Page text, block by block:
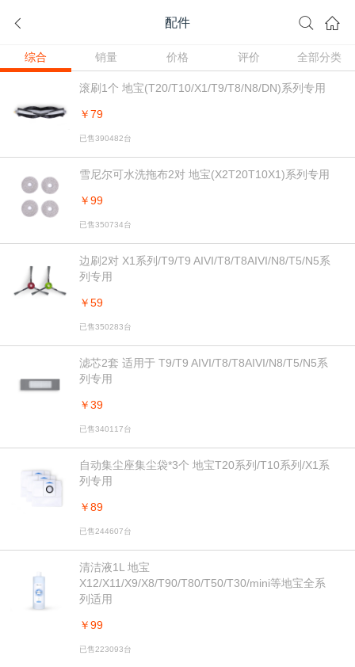
配件
综合 销量 价格 评价 全部分类
滚刷1个 地宝(T20/T10/X1/T9/T8/N8/DN)系列专用
￥79
已售390482台
雪尼尔可水洗拖布2对 地宝(X2T20T10X1)系列专用
￥99
已售350734台
边刷2对 X1系列/T9/T9 AIVI/T8/T8AIVI/N8/T5/N5系
列专用
￥59
已售350283台
滤芯2套 适用于 T9/T9 AIVI/T8/T8AIVI/N8/T5/N5系
列专用
￥39
已售340117台
自动集尘座集尘袋*3个 地宝T20系列/T10系列/X1系
列专用
￥89
已售244607台
清洁液1L 地宝
X12/X11/X9/X8/T90/T80/T50/T30/mini等地宝全系
列适用
￥99
已售223093台